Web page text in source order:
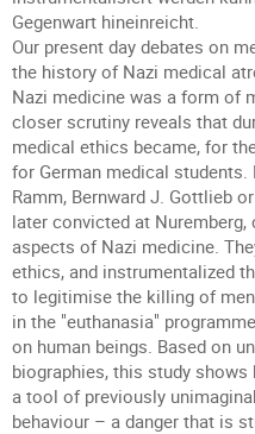
Gegenwart hineinreicht.
Our present day debates on
the history of Nazi medical
Nazi medicine was a form of
closer scrutiny reveals that
medical ethics became, for
for German medical
Ramm, Bernward J. Gottlieb
later convicted at
aspects of Nazi medicine.
ethics, and instrumentalized
to legitimise the killing of
in the "euthanasia"
on human beings. Based on
biographies, this study
a tool of previously
behaviour – a danger that is